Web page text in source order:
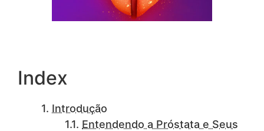
Index
Introdução
Entendendo a Próstata e Seus